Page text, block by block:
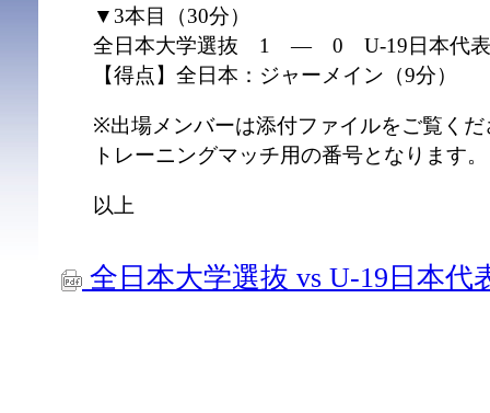
▼3本目（30分）
全日本大学選抜 1 ― 0 U-19日本代表
【得点】全日本：ジャーメイン（9分）
※出場メンバーは添付ファイルをご覧く
トレーニングマッチ用の番号となります。
以上
全日本大学選抜 vs U-19日本代